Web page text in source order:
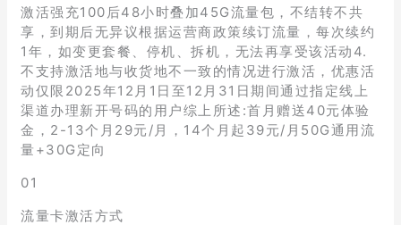
激活强充100后48小时叠加45G流量包，不结转不共
享，到期后无异议根据运营商政策续订流量，每次续约
1年，如变更套餐、停机、拆机，无法再享受该活动4.
不支持激活地与收货地不一致的情况进行激活，优惠活
动仅限2025年12月1日至12月31日期间通过指定线上
渠道办理新开号码的用户综上所述:首月赠送40元体验
金，2-13个月29元/月，14个月起39元/月50G通用流
量+30G定向
01
流量卡激活方式